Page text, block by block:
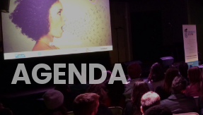
AGENDA